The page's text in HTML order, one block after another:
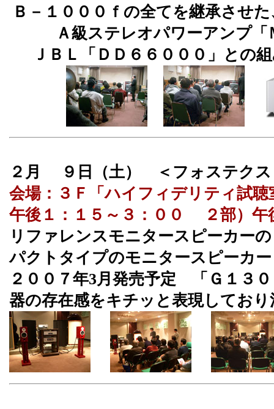
Ｂ－１０００ｆの全てを継承させ
Ａ級ステレオパワーアンプ
ＪＢＬ「ＤＤ６６０００」との
２月 ９日（土） ＜フォステ
会場：３Ｆ「ハイフィデリティ試
午後１：１５～３：００ ２部）午
リファレンスモニタースピーカー
パクトタイプのモニタースピーカ
２００７年3月発売予定 「Ｇ１３
器の存在感をキチッと表現してお